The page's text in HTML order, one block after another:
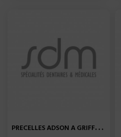
P
RECELLES ADSON A GRIFFES...